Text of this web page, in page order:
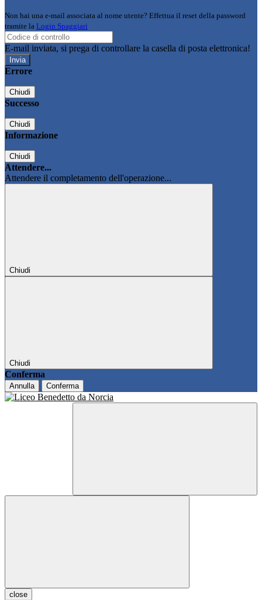
Non hai una e-mail associata al nome utente? Effettua il reset della password
tramite la Login Spaggiari
E-mail inviata, si prega di controllare la casella di posta elettronica!
Errore
Chiudi
Successo
Chiudi
Informazione
Chiudi
Attendere...
Attendere il completamento dell'operazione...
Chiudi
Chiudi
Conferma
Annulla Conferma
close